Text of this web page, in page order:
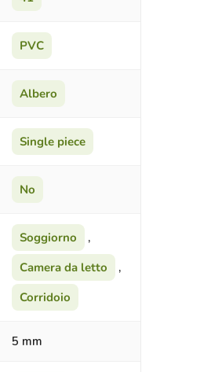
PVC
Albero
Single piece
No
Soggiorno
,
Camera da letto
,
Corridoio
5 mm